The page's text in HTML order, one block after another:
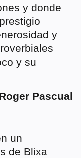
y donde
y
y su
Roger Pascual
un
de Blixa